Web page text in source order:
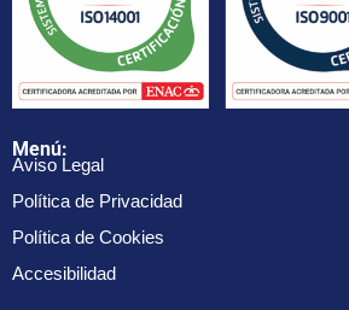
Menú:
Aviso Legal
Política de Privacidad
Política de Cookies
Accesibilidad